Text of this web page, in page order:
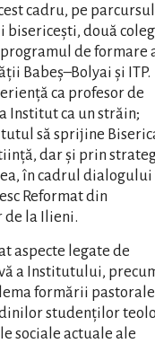
cadru, pe parcursul
bisericești, două
de formare
Babeș–Bolyai și ITP.
ca profesor de
Institut ca un străin;
să sprijine
dar și prin
în cadrul dialogului
Reformat din
la Ilieni.
aspecte legate de
a Institutului,
formării
studenților
sociale actuale ale